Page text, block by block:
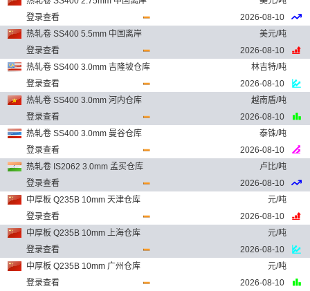
登录查看
2026-08-10
热轧卷 SS400 5.5mm 中国离岸
美元/吨
登录查看
2026-08-10
热轧卷 SS400 3.0mm 吉隆坡仓库
林吉特/吨
登录查看
2026-08-10
热轧卷 SS400 3.0mm 河内仓库
越南盾/吨
登录查看
2026-08-10
热轧卷 SS400 3.0mm 曼谷仓库
泰铢/吨
登录查看
2026-08-10
热轧卷 IS2062 3.0mm 孟买仓库
卢比/吨
登录查看
2026-08-10
中厚板 Q235B 10mm 天津仓库
元/吨
登录查看
2026-08-10
中厚板 Q235B 10mm 上海仓库
元/吨
登录查看
2026-08-10
中厚板 Q235B 10mm 广州仓库
元/吨
登录查看
2026-08-10